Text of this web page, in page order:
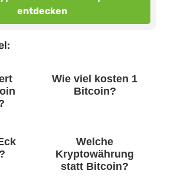
entdecken
Wie viel kosten 1
Bitcoin?
Welche
Kryptowährung
statt Bitcoin?